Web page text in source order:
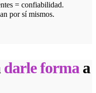
= confiabilidad.
por sí mismos.
darle forma a